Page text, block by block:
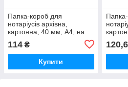
Папка-короб для
нотаріусів архівна,
картонна, 40 мм, А4, на
резинці, КРАФТ-покриття,
з титулкою
114 ₴
Купити